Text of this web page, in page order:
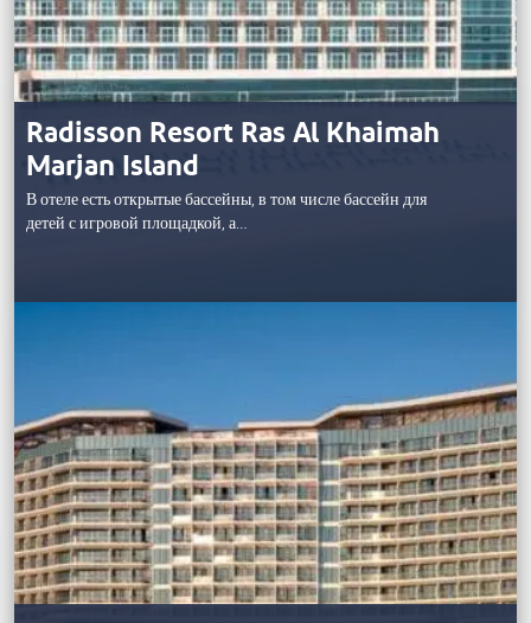
Radisson Resort Ras Al Khaimah
Marjan Island
В отеле есть открытые бассейны, в том числе бассейн для
детей с игровой площадкой, а…